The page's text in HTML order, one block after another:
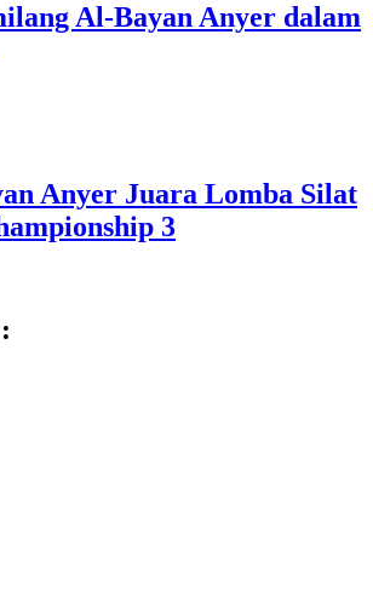
Al-Bayan Anyer dalam
Anyer Juara Lomba Silat
3